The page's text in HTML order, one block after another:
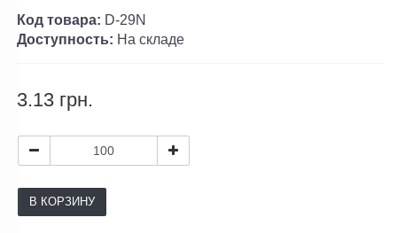
Код товара: D-29N
Доступность: На складе
3.13 грн.
В КОРЗИНУ